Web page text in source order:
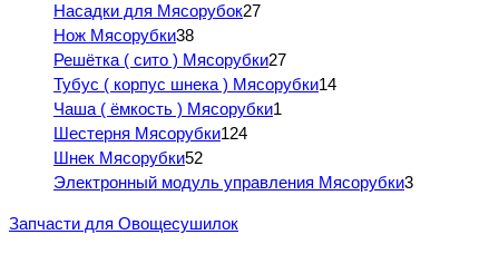
Насадки для Мясорубок27
Нож Мясорубки38
Решётка ( сито ) Мясорубки27
Тубус ( корпус шнека ) Мясорубки14
Чаша ( ёмкость ) Мясорубки1
Шестерня Мясорубки124
Шнек Мясорубки52
Электронный модуль управления Мясорубки3
Запчасти для Овощесушилок